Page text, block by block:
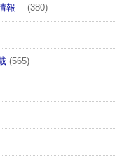
報 (380)
(565)